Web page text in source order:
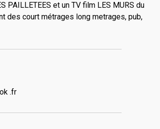
PAILLETEES et un TV film LES MURS du
des court métrages long metrages, pub,
.fr